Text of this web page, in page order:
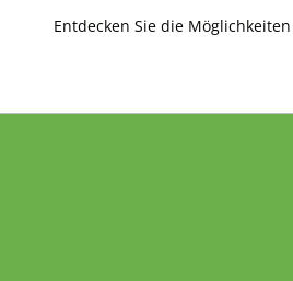
Entdecken Sie die